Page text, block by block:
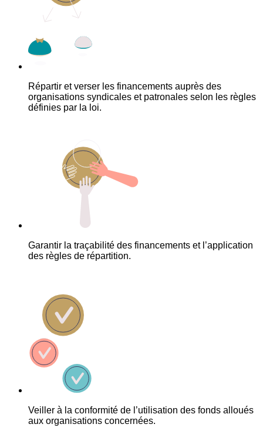
Répartir et verser les financements auprès des
organisations syndicales et patronales selon les règles
définies par la loi.
Garantir la traçabilité des financements et l’application
des règles de répartition.
Veiller à la conformité de l’utilisation des fonds alloués
aux organisations concernées.